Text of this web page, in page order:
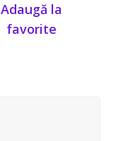
Adaugă la
favorite